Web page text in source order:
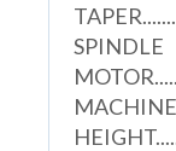
SPINDLE
MACHINE